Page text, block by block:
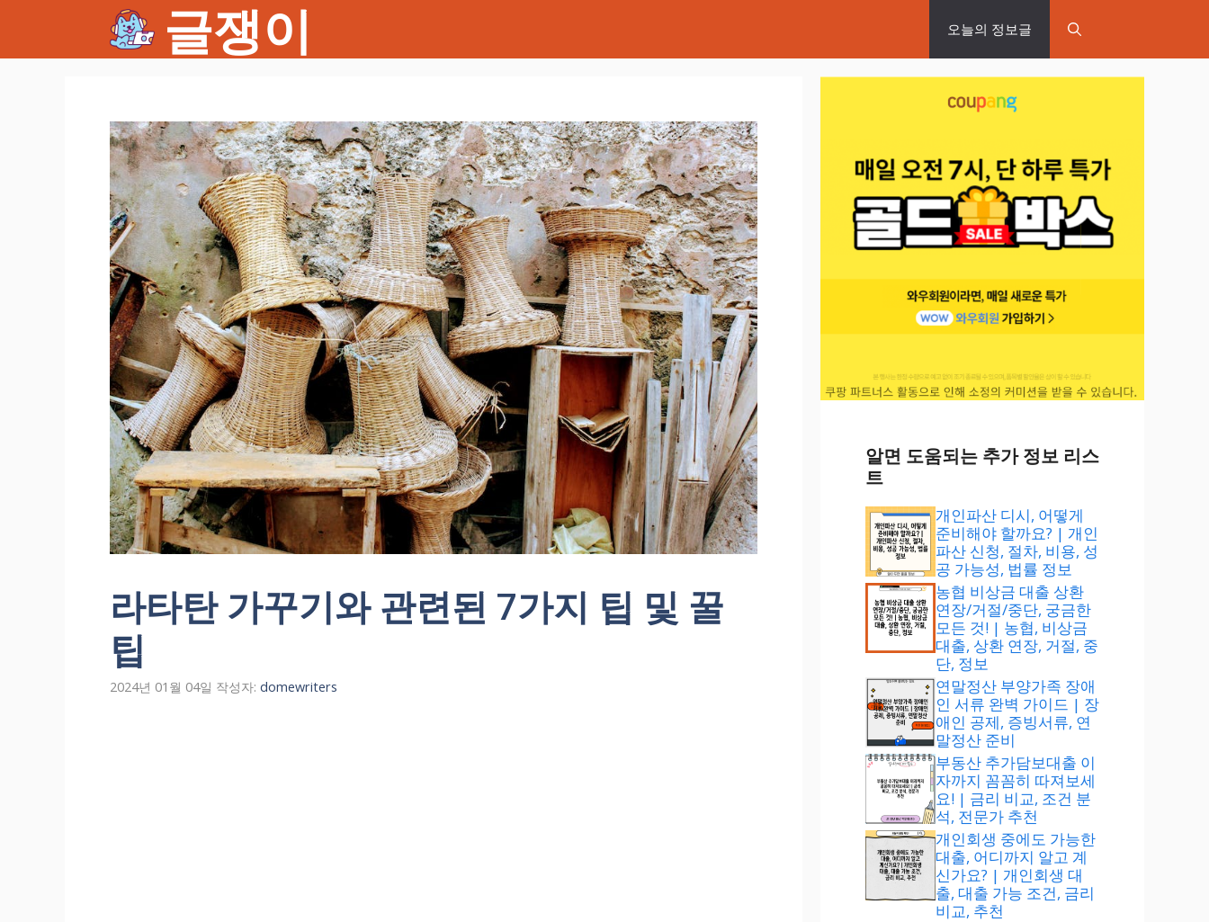
츠
글쟁이 오늘의 정보글
라타탄 가꾸기와 관련된 7가지 팁 및 꿀
팁
2024년 01월 04일 작성자: domewriters
알면 도움되는 추가 정보 리스
트
개인파산 디시, 어떻게
준비해야 할까요? | 개인
파산 신청, 절차, 비용, 성
공 가능성, 법률 정보
농협 비상금 대출 상환
연장/거절/중단, 궁금한
모든 것! | 농협, 비상금
대출, 상환 연장, 거절, 중
단, 정보
연말정산 부양가족 장애
인 서류 완벽 가이드 | 장
애인 공제, 증빙서류, 연
말정산 준비
부동산 추가담보대출 이
자까지 꼼꼼히 따져보세
요! | 금리 비교, 조건 분
석, 전문가 추천
개인회생 중에도 가능한
대출, 어디까지 알고 계
신가요? | 개인회생 대
출, 대출 가능 조건, 금리
비교, 추천